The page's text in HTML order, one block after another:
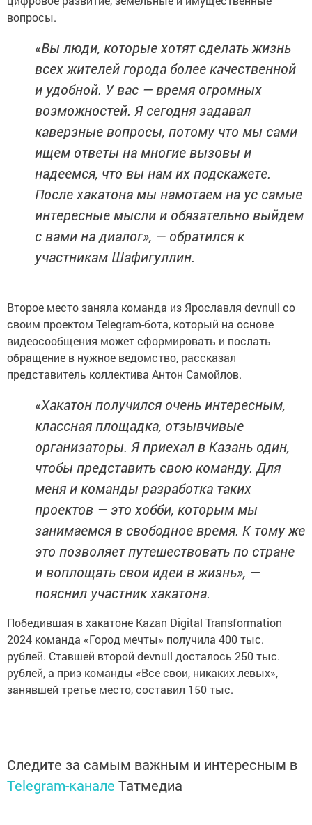
вопросы.
«Вы люди, которые хотят сделать жизнь
всех жителей города более качественной
и удобной. У вас — время огромных
возможностей. Я сегодня задавал
каверзные вопросы, потому что мы сами
ищем ответы на многие вызовы и
надеемся, что вы нам их подскажете.
После хакатона мы намотаем на ус самые
интересные мысли и обязательно выйдем
с вами на диалог», — обратился к
участникам Шафигуллин.
Второе место заняла команда из Ярославля devnull со
своим проектом Telegram-бота, который на основе
видеосообщения может сформировать и послать
обращение в нужное ведомство, рассказал
представитель коллектива Антон Самойлов.
«Хакатон получился очень интересным,
классная площадка, отзывчивые
организаторы. Я приехал в Казань один,
чтобы представить свою команду. Для
меня и команды разработка таких
проектов — это хобби, которым мы
занимаемся в свободное время. К тому же
это позволяет путешествовать по стране
и воплощать свои идеи в жизнь», —
пояснил участник хакатона.
Победившая в хакатоне Kazan Digital Transformation
2024 команда «Город мечты» получила 400 тыс.
рублей. Ставшей второй devnull досталось 250 тыс.
рублей, а приз команды «Все свои, никаких левых»,
занявшей третье место, составил 150 тыс.
Следите за самым важным и интересным в
Telegram-канале Татмедиа